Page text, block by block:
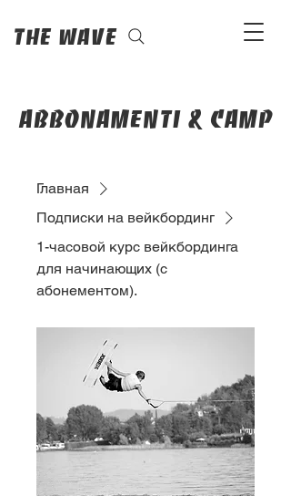
The Wave
abbonamenti & camp
Главная
Подписки на вейкбординг
1-часовой курс вейкбординга
для начинающих (с
абонементом).